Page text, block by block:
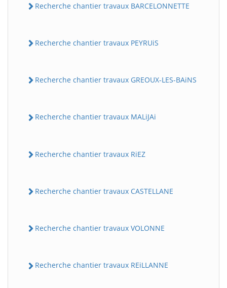
Recherche chantier travaux BARCELONNETTE
Recherche chantier travaux PEYRUiS
Recherche chantier travaux GREOUX-LES-BAiNS
Recherche chantier travaux MALiJAi
Recherche chantier travaux RiEZ
Recherche chantier travaux CASTELLANE
Recherche chantier travaux VOLONNE
Recherche chantier travaux REiLLANNE